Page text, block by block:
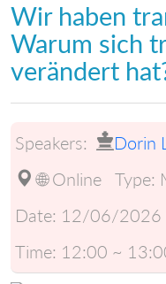
Wir haben
Warum sich
verändert
Speakers: Dorin
🌐 Online
Type:
Date: 12/06/2026
Time: 12:00 ~